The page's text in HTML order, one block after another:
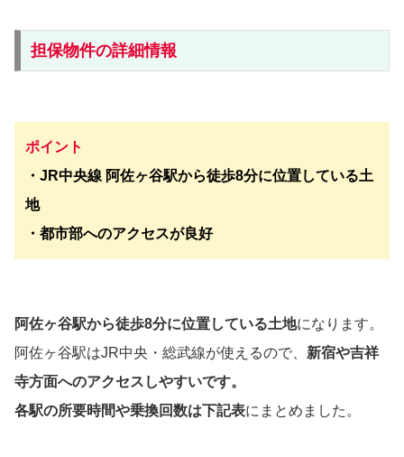
担保物件の詳細情報
ポイント
・JR中央線 阿佐ヶ谷駅から徒歩8分に位置している土
地
・都市部へのアクセスが良好
阿佐ヶ谷駅から徒歩8分に位置している土地になります。
阿佐ヶ谷駅はJR中央・総武線が使えるので、 新宿や吉祥
寺方面へのアクセスしやすいです。
各駅の所要時間や乗換回数は下記表にまとめました。